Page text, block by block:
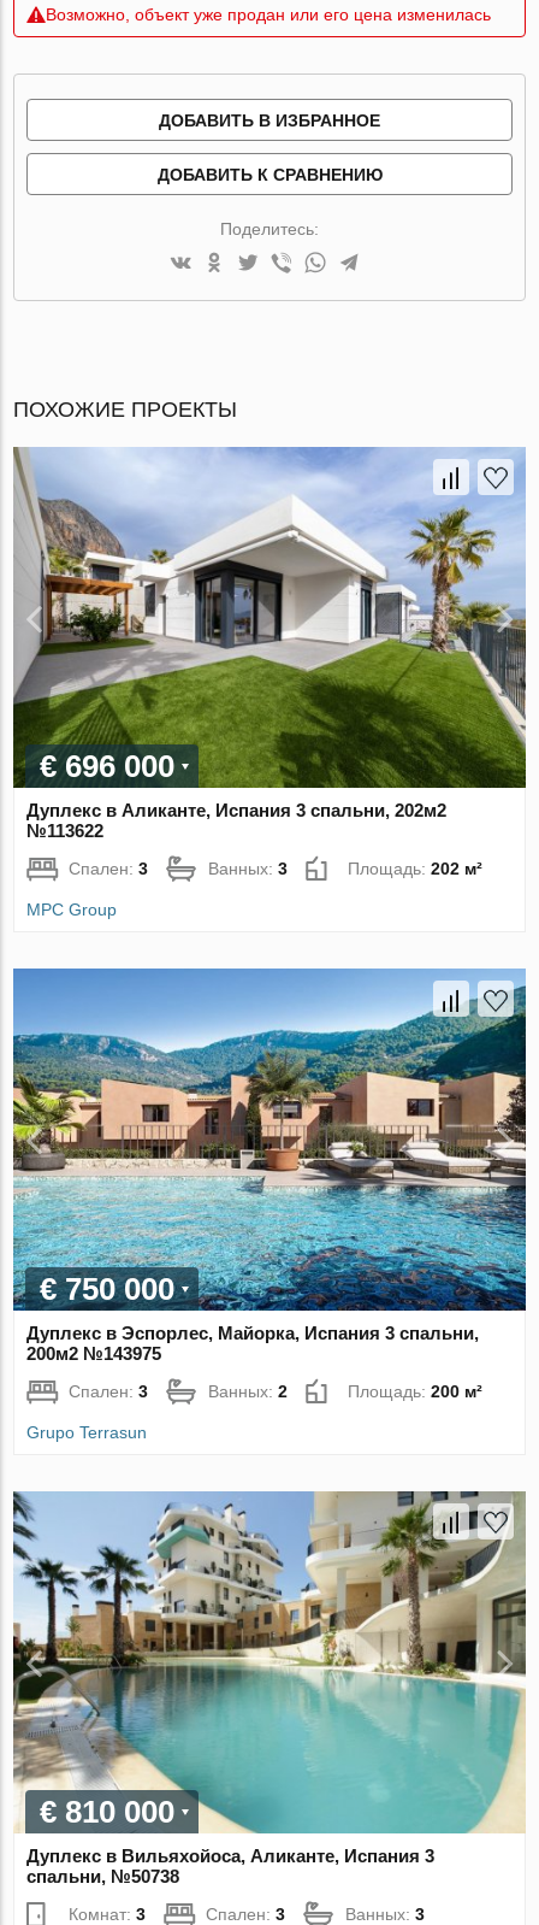
Возможно, объект уже продан или его цена изменилась
ДОБАВИТЬ В ИЗБРАННОЕ
ДОБАВИТЬ К СРАВНЕНИЮ
Поделитесь:
ПОХОЖИЕ ПРОЕКТЫ
€ 696 000
Дуплекс в Аликанте, Испания 3 спальни, 202м2
№113622
Спален:3 Ванных:3 Площадь:202 м²
MPC Group
€ 750 000
Дуплекс в Эспорлес, Майорка, Испания 3 спальни,
200м2 №143975
Спален:3 Ванных:2 Площадь:200 м²
Grupo Terrasun
€ 810 000
Дуплекс в Вильяхойоса, Аликанте, Испания 3
спальни, №50738
Комнат:3 Спален:3 Ванных:3